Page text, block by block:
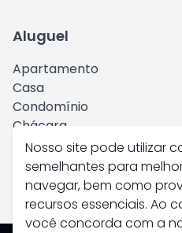
Nosso site pode utilizar
semelhantes para
navegar, bem como
recursos essenciais. Ao
você concorda com a
Aluguel
Apartamento
Casa
Condomínio
Chácara
Comercial
Kitnet
Galpão